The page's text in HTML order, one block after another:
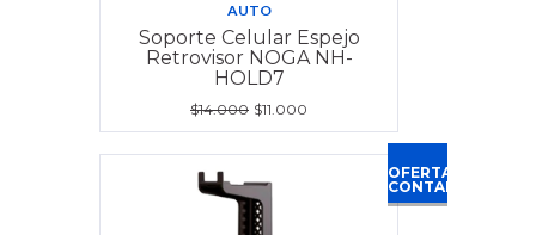
AUTO
Soporte Celular Espejo
Retrovisor NOGA NH-
HOLD7
$14.000 $11.000
OFERTA
CONTADO